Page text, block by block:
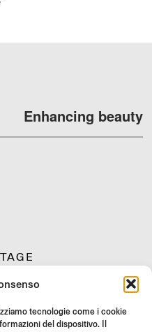
tecnologie come i cookie
del dispositivo. Il
Enhancing beauty